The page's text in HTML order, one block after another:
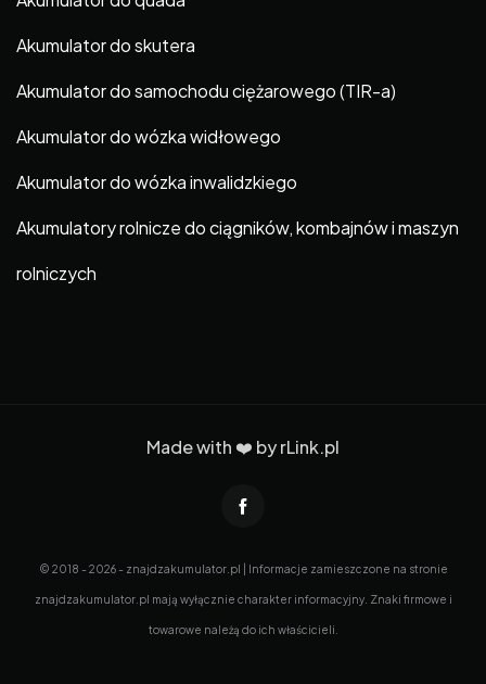
Akumulator do skutera
Akumulator do samochodu ciężarowego (TIR-a)
Akumulator do wózka widłowego
Akumulator do wózka inwalidzkiego
Akumulatory rolnicze do ciągników, kombajnów i maszyn
rolniczych
Made with ❤️ byrLink.pl
© 2018 - 2026 - znajdzakumulator.pl | Informacje zamieszczone na stronie
znajdzakumulator.pl mają wyłącznie charakter informacyjny. Znaki firmowe i
towarowe należą do ich właścicieli.